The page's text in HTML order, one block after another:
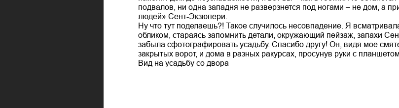
подвалов, ни одна западня не разверзнется под ногами – не дом, а
людей» Сент-Экзюпери.
Ну что тут поделаешь?! Такое случилось несовпадение. Я
обликом, стараясь запомнить детали, окружающий пейзаж, запахи
забыла сфотографировать усадьбу. Спасибо другу! Он, видя моё
закрытых ворот, и дома в разных ракурсах, просунув руки с
Вид на усадьбу со двора